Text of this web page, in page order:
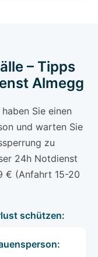
– Tipps
Almegg
Sie einen
und warten Sie
zu
24h Notdienst
€ (Anfahrt 15-20
schützen: